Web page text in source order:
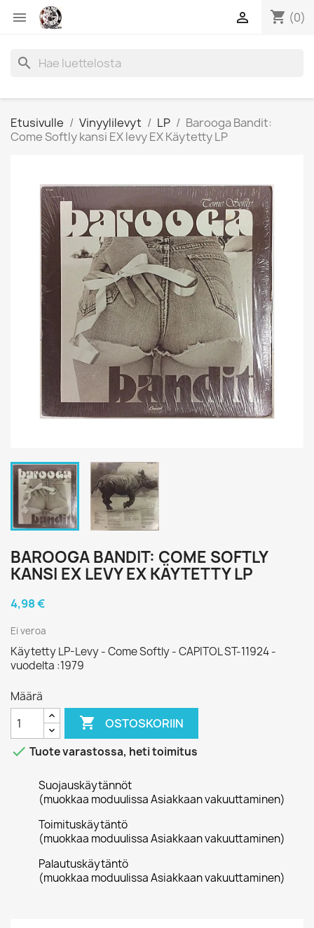
 shopping_cart (0)

search
Etusivulle Vinyylilevyt LP
Barooga Bandit:
Come Softly kansi EX levy EX Käytetty LP
BAROOGA BANDIT: COME SOFTLY
KANSI EX LEVY EX KÄYTETTY LP
4,98 €
Ei veroa
Käytetty LP-Levy - Come Softly - CAPITOL ST-11924 -
vuodelta :1979
Määrä
 OSTOSKORIIN
 Tuote varastossa, heti toimitus
Suojauskäytännöt
(muokkaa moduulissa Asiakkaan vakuuttaminen)
Toimituskäytäntö
(muokkaa moduulissa Asiakkaan vakuuttaminen)
Palautuskäytäntö
(muokkaa moduulissa Asiakkaan vakuuttaminen)